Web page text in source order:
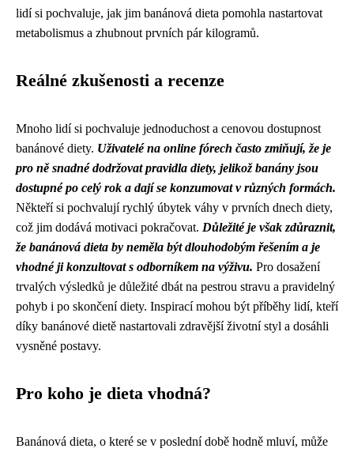
lidí si pochvaluje, jak jim banánová dieta pomohla nastartovat
metabolismus a zhubnout prvních pár kilogramů.
Reálné zkušenosti a recenze
Mnoho lidí si pochvaluje jednoduchost a cenovou dostupnost
banánové diety. Uživatelé na online fórech často zmiňují, že je
pro ně snadné dodržovat pravidla diety, jelikož banány jsou
dostupné po celý rok a dají se konzumovat v různých formách.
Někteří si pochvalují rychlý úbytek váhy v prvních dnech diety,
což jim dodává motivaci pokračovat. Důležité je však zdůraznit,
že banánová dieta by neměla být dlouhodobým řešením a je
vhodné ji konzultovat s odborníkem na výživu. Pro dosažení
trvalých výsledků je důležité dbát na pestrou stravu a pravidelný
pohyb i po skončení diety. Inspirací mohou být příběhy lidí, kteří
díky banánové dietě nastartovali zdravější životní styl a dosáhli
vysněné postavy.
Pro koho je dieta vhodná?
Banánová dieta, o které se v poslední době hodně mluví, může